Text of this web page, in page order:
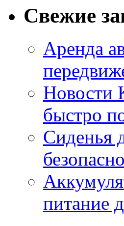
Свежие
Аренда
Новости
быстро
Сиденья
питание